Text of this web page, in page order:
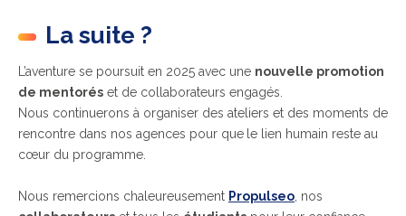
La suite ?
L’aventure se poursuit en 2025 avec une nouvelle promotion
de mentorés et de collaborateurs engagés.
Nous continuerons à organiser des ateliers et des moments de
rencontre dans nos agences pour que le lien humain reste au
cœur du programme.
Nous remercions chaleureusement Propulseo , nos